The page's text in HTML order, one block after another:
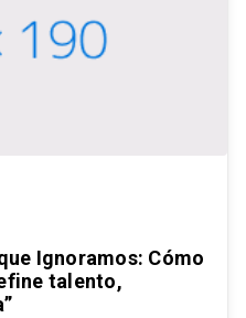
Ignoramos: Cómo
talento,